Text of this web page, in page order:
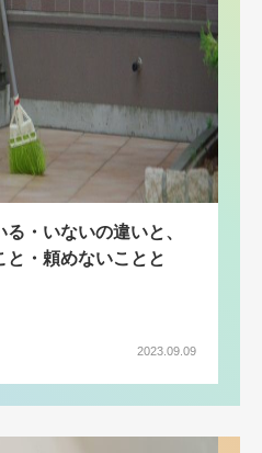
・いないの違いと、
と・頼めないことと
2023.09.09